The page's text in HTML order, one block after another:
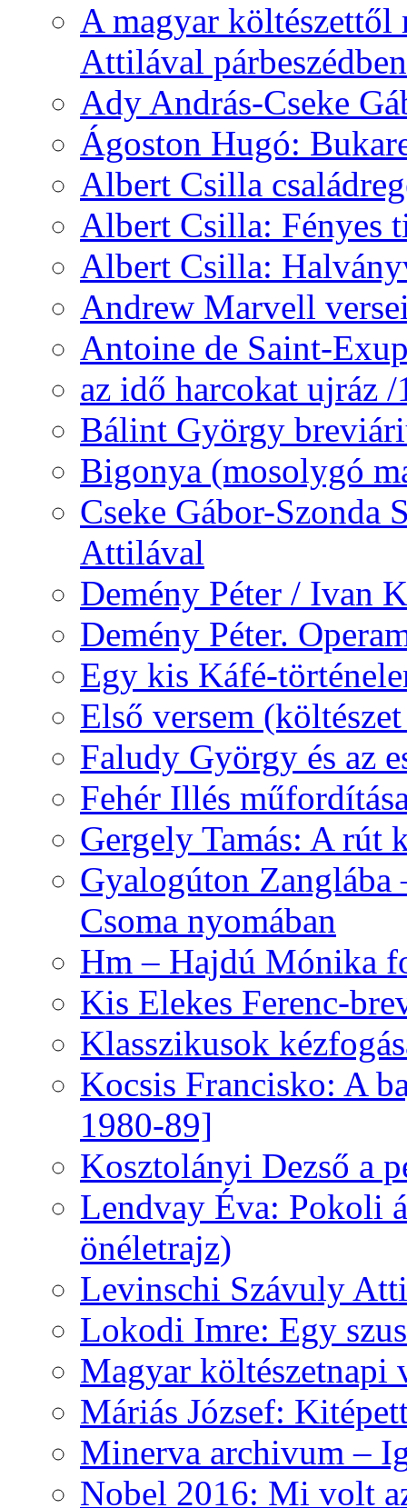
A magyar
Attilával párbeszédben
Ady András-Cseke
Ágoston Hugó:
Albert Csilla
Albert Csilla: Fényes
Albert Csilla:
Andrew Marvell
Antoine de Saint-
az idő harcokat ujráz
Bálint György
Bigonya (mosolygó
Cseke Gábor-Szonda
Attilával
Demény Péter / Ivan
Demény Péter.
Egy kis Káfé-
Első versem
Faludy György és az
Fehér Illés
Gergely Tamás: A rút
Gyalogúton Zanglába
Csoma nyomában
Hm – Hajdú Mónika
Kis Elekes Ferenc-
Klasszikusok
Kocsis Francisko: A
1980-89]
Kosztolányi Dezső a
Lendvay Éva: Pokoli
önéletrajz)
Levinschi Szávuly
Lokodi Imre: Egy
Magyar költészetnapi
Máriás József:
Minerva archivum –
Nobel 2016: Mi volt